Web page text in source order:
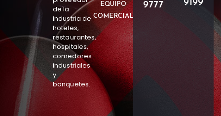
de la
industria de
hoteles,
restaurantes,
hospitales,
comedores
industriales
y
banquetes.
EQUIPO
COMERCIAL
9777
9199